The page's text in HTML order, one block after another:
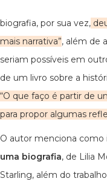
biografia, por sua vez,
mais narrativa”, além de
seriam possíveis em
de um livro sobre a
“O que faço é partir de
para propor algumas
O autor menciona como
uma biografia, de Lilia
Starling, além do